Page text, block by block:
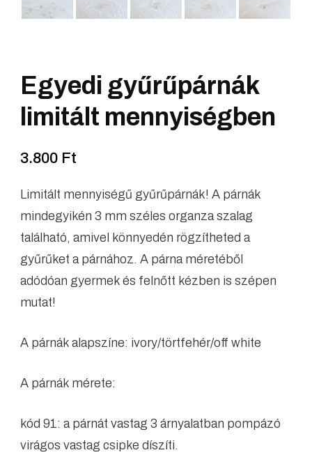
Egyedi gyűrűpárnák
limitált mennyiségben
3.800 Ft
Limitált mennyiségű gyűrűpárnák! A párnák
mindegyikén 3 mm széles organza szalag
található, amivel könnyedén rögzítheted a
gyűrűket a párnához. A párna méretéből
adódóan gyermek és felnőtt kézben is szépen
mutat!
A párnák alapszíne: ivory/törtfehér/off white
A párnák mérete:
kód 91: a párnát vastag 3 árnyalatban pompázó
virágos vastag csipke díszíti.